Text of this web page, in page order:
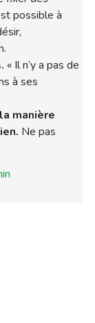
possible à
« Il n’y a pas de
à ses
manière
Ne pas